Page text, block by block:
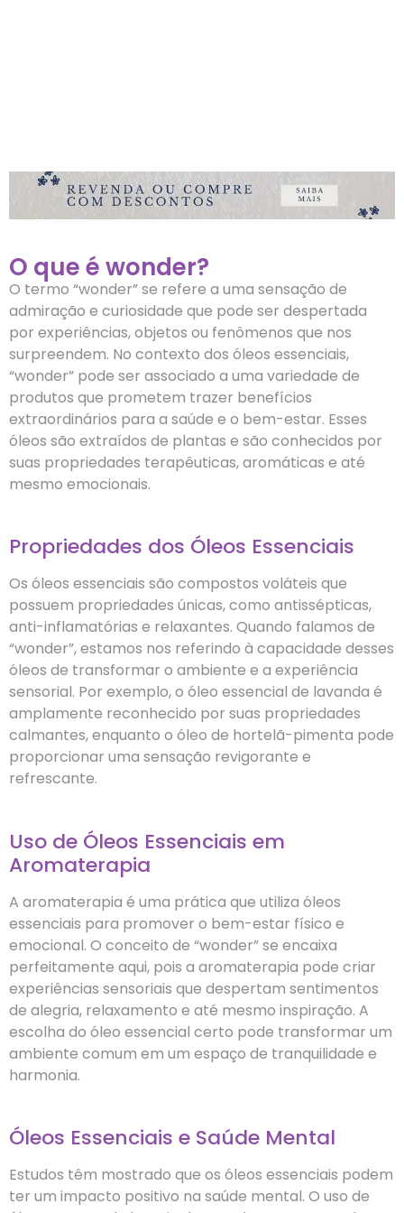
O que é wonder?
O termo “wonder” se refere a uma sensação de
admiração e curiosidade que pode ser despertada
por experiências, objetos ou fenômenos que nos
surpreendem. No contexto dos óleos essenciais,
“wonder” pode ser associado a uma variedade de
produtos que prometem trazer benefícios
extraordinários para a saúde e o bem-estar. Esses
óleos são extraídos de plantas e são conhecidos por
suas propriedades terapêuticas, aromáticas e até
mesmo emocionais.
Propriedades dos Óleos Essenciais
Os óleos essenciais são compostos voláteis que
possuem propriedades únicas, como antissépticas,
anti-inflamatórias e relaxantes. Quando falamos de
“wonder”, estamos nos referindo à capacidade desses
óleos de transformar o ambiente e a experiência
sensorial. Por exemplo, o óleo essencial de lavanda é
amplamente reconhecido por suas propriedades
calmantes, enquanto o óleo de hortelã-pimenta pode
proporcionar uma sensação revigorante e
refrescante.
Uso de Óleos Essenciais em
Aromaterapia
A aromaterapia é uma prática que utiliza óleos
essenciais para promover o bem-estar físico e
emocional. O conceito de “wonder” se encaixa
perfeitamente aqui, pois a aromaterapia pode criar
experiências sensoriais que despertam sentimentos
de alegria, relaxamento e até mesmo inspiração. A
escolha do óleo essencial certo pode transformar um
ambiente comum em um espaço de tranquilidade e
harmonia.
Óleos Essenciais e Saúde Mental
Estudos têm mostrado que os óleos essenciais podem
ter um impacto positivo na saúde mental. O uso de